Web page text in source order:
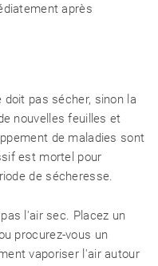
après
pas sécher, sinon la
nouvelles feuilles et
de maladies sont
est mortel pour
de sécheresse.
l'air sec. Placez un
procurez-vous un
vaporiser l'air autour